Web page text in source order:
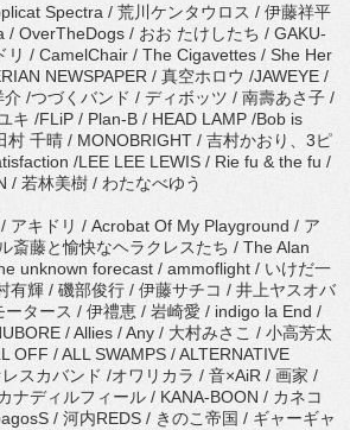
Spectra / 荒川ケンタウロス / 伊藤祥平
/ OverTheDogs / おお たけしたち / GAKU-
リ / CamelChair / The Cigavettes / She Her
NEWSPAPER / 真空ホロウ /JAWEYE /
介 /つづくバンド / ディボッツ / 南壽あさ子 /
キ /FLiP / Plan-B / HEAD LAMP /Bob is
村 千晴 / MONOBRIGHT / 吉村かおり、3ピ
/LEE LEE LEWIS / Rie fu & the fu /
/ 若林美樹 / わたなべゆう
アキドリ / Acrobat Of My Playground / ア
斎藤と愉快なヘラクレスたち / The Alan
unknown forecast / ammoflight / いけだ一
有輝 / 磯部俊行 / 伊藤サチコ / 井上ヤスオバ
ータース / 伊禮恵 / 岩崎愛 / indigo la End /
/ Allies / Any / 大村みさこ / 小高芳太
OFF / ALL SWAMPS / ALTERNATIVE
スカバンド /オワリカラ / 音×AiR / 画家 /
ナディルフィール / KANA-BOON / カネコ
/ 河内REDS / きのこ帝国 / ギャーギャ